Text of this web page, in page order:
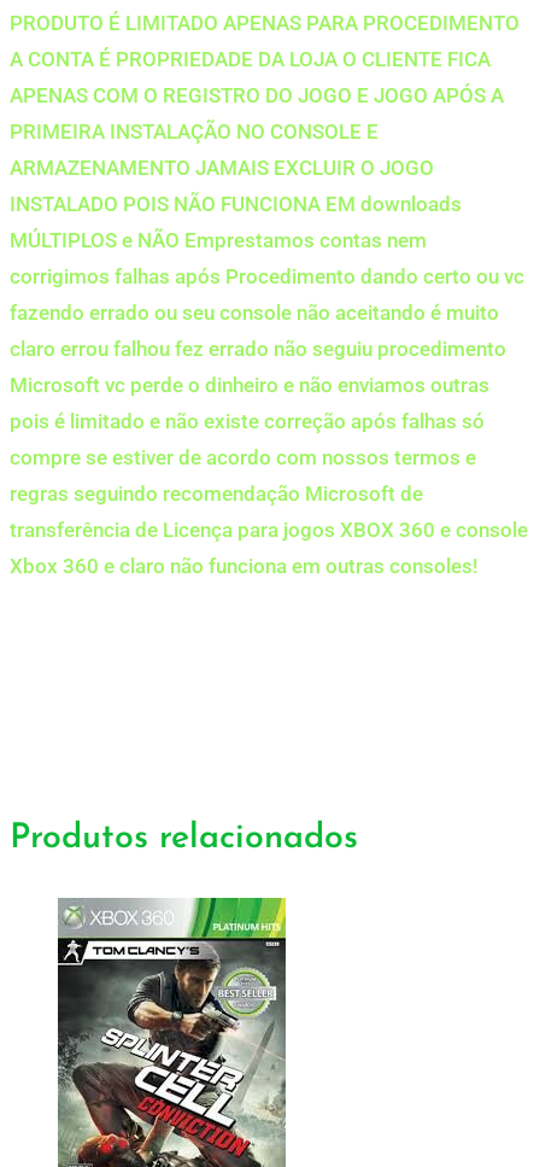
PRODUTO É LIMITADO APENAS PARA PROCEDIMENTO
A CONTA É PROPRIEDADE DA LOJA O CLIENTE FICA
APENAS COM O REGISTRO DO JOGO E JOGO APÓS A
PRIMEIRA INSTALAÇÃO NO CONSOLE E
ARMAZENAMENTO JAMAIS EXCLUIR O JOGO
INSTALADO POIS NÃO FUNCIONA EM downloads
MÚLTIPLOS e NÃO Emprestamos contas nem
corrigimos falhas após Procedimento dando certo ou vc
fazendo errado ou seu console não aceitando é muito
claro errou falhou fez errado não seguiu procedimento
Microsoft vc perde o dinheiro e não enviamos outras
pois é limitado e não existe correção após falhas só
compre se estiver de acordo com nossos termos e
regras seguindo recomendação Microsoft de
transferência de Licença para jogos XBOX 360 e console
Xbox 360 e claro não funciona em outras consoles!
Produtos relacionados